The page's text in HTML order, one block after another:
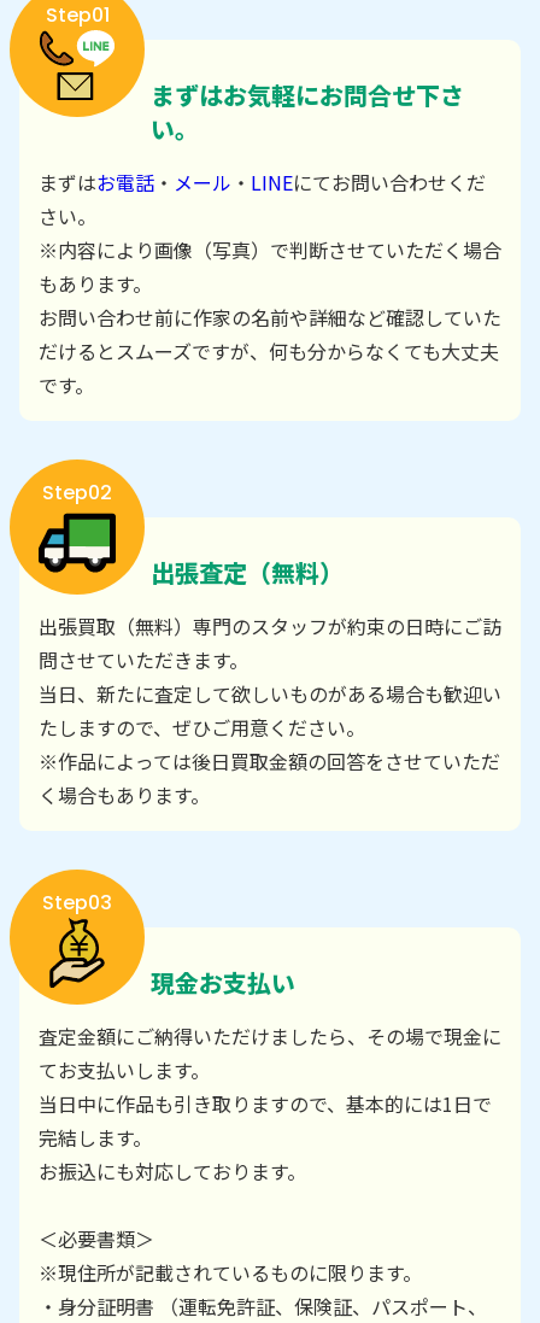
Step01
まずはお気軽にお問合せ下さ
い。
まずはお電話 ・ メール ・ LINEにてお問い合わせくだ
さい。
※内容により画像（写真）で判断させていただく場合
もあります。
お問い合わせ前に作家の名前や詳細など確認していた
だけるとスムーズですが、何も分からなくても大丈夫
です。
Step02
出張査定（無料）
出張買取（無料）専門のスタッフが約束の日時にご訪
問させていただきます。
当日、新たに査定して欲しいものがある場合も歓迎い
たしますので、ぜひご用意ください。
※作品によっては後日買取金額の回答をさせていただ
く場合もあります。
Step03
現金お支払い
査定金額にご納得いただけましたら、その場で現金に
てお支払いします。
当日中に作品も引き取りますので、基本的には1日で
完結します。
お振込にも対応しております。
＜必要書類＞
※現住所が記載されているものに限ります。
・身分証明書 （運転免許証、保険証、パスポート、